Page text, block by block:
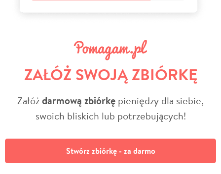
ZAŁÓŻ SWOJĄ ZBIÓRKĘ
Załóżdarmową zbiórkę pieniędzy dla siebie,
swoich bliskich lub potrzebujących!
Stwórz zbiórkę - za darmo